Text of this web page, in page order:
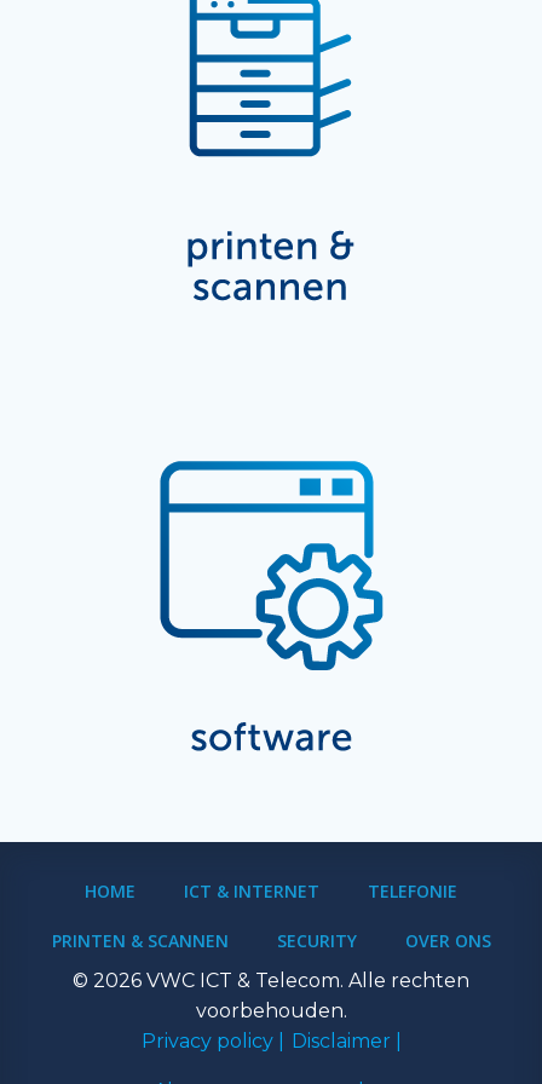
HOME ICT & INTERNET TELEFONIE
PRINTEN & SCANNEN SECURITY
OVER ONS
© 2026 VWC ICT & Telecom. Alle rechten
voorbehouden.
Privacy policy |
Disclaimer |